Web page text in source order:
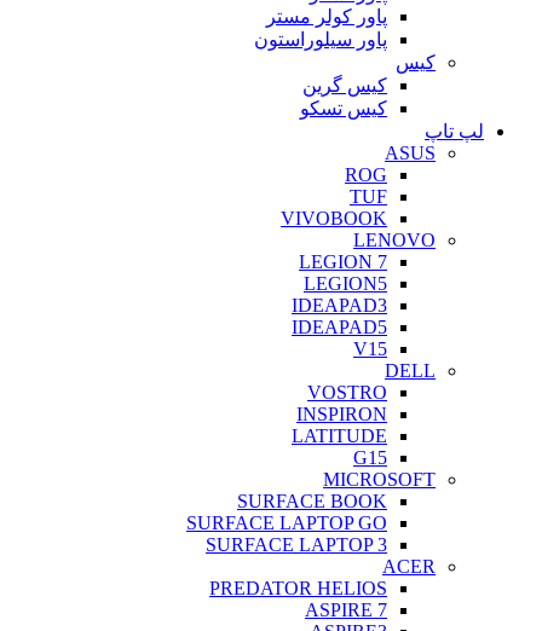
پاور کولر مستر
پاور سیلوراستون
کیس
کیس گرین
کیس تسکو
لپ تاپ
ASUS
ROG
TUF
VIVOBOOK
LENOVO
LEGION 7
LEGION5
IDEAPAD3
IDEAPAD5
V15
DELL
VOSTRO
INSPIRON
LATITUDE
G15
MICROSOFT
SURFACE BOOK
SURFACE LAPTOP GO
SURFACE LAPTOP 3
ACER
PREDATOR HELIOS
ASPIRE 7